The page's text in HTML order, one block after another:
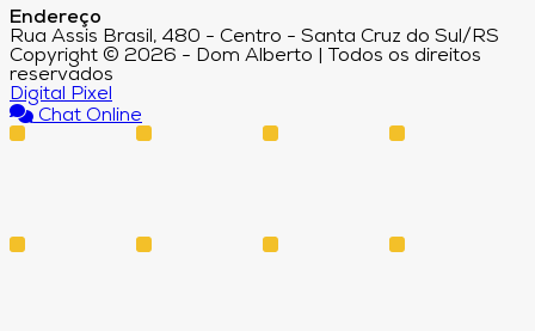
Endereço
Rua Assis Brasil, 480 - Centro - Santa Cruz do Sul/RS
Copyright © 2026 - Dom Alberto | Todos os direitos
reservados
Digital Pixel
Chat Online